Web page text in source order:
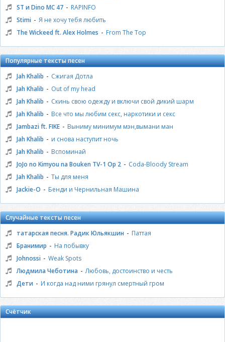
ST и Dino MC 47 - RAPINFO
Stimi - Я не хочу тебя любить
The Wickeed ft. Alex Holmes - From The Top
Популярные тексты песен
Jah Khalib - Сжигая Дотла
Jah Khalib - Out of my head
Jah Khalib - Скинь свою одежду и включи свой дикий шарм
Jah Khalib - Все что мы любим секс, наркотики и секс
Jambazi ft. FIKE - Выниму минимум мэн,вымани ман
Jah Khalib - и снова наступит ночь
Jah Khalib - Вспоминай
JoJo no Kimyou na Bouken TV-1 Op 2 - Coda-Bloody Stream
Jah Khalib - Ты для меня
Jackie-O - Бенди и Чернильная Машина
Случайные тексты песен
татарская песня. Радик Юльякшин - Паттая
Бранимир - На побывку
Johnossi - Weak Spots
Людмила Чеботина - Любовь, достоинство и честь
Дети - И когда над ними грянул смертный гром
Счётчик